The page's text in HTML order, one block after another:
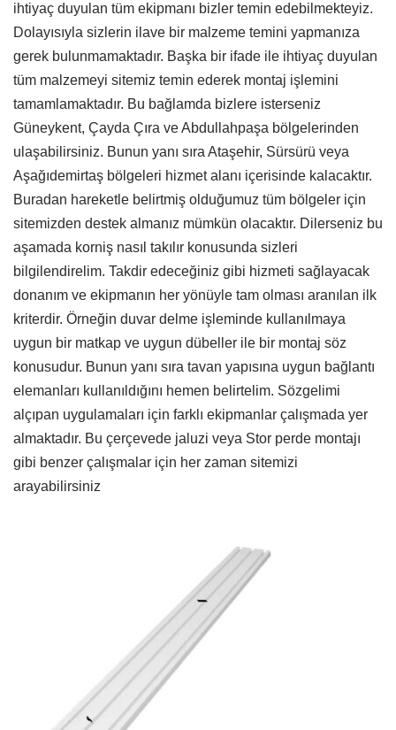
ihtiyaç duyulan tüm ekipmanı bizler temin edebilmekteyiz.
Dolayısıyla sizlerin ilave bir malzeme temini yapmanıza
gerek bulunmamaktadır. Başka bir ifade ile ihtiyaç duyulan
tüm malzemeyi sitemiz temin ederek montaj işlemini
tamamlamaktadır. Bu bağlamda bizlere isterseniz
Güneykent, Çayda Çıra ve Abdullahpaşa bölgelerinden
ulaşabilirsiniz. Bunun yanı sıra Ataşehir, Sürsürü veya
Aşağıdemirtaş bölgeleri hizmet alanı içerisinde kalacaktır.
Buradan hareketle belirtmiş olduğumuz tüm bölgeler için
sitemizden destek almanız mümkün olacaktır. Dilerseniz bu
aşamada korniş nasıl takılır konusunda sizleri
bilgilendirelim. Takdir edeceğiniz gibi hizmeti sağlayacak
donanım ve ekipmanın her yönüyle tam olması aranılan ilk
kriterdir. Örneğin duvar delme işleminde kullanılmaya
uygun bir matkap ve uygun dübeller ile bir montaj söz
konusudur. Bunun yanı sıra tavan yapısına uygun bağlantı
elemanları kullanıldığını hemen belirtelim. Sözgelimi
alçıpan uygulamaları için farklı ekipmanlar çalışmada yer
almaktadır. Bu çerçevede jaluzi veya Stor perde montajı
gibi benzer çalışmalar için her zaman sitemizi
arayabilirsiniz